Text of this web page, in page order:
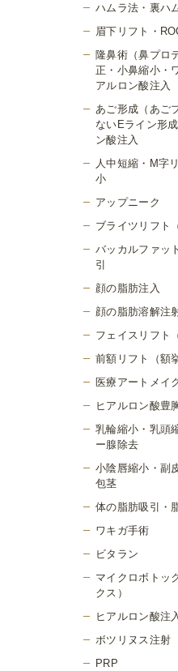
ハムラ法・裏ハ
眉下リフト・
隆鼻術（鼻プロ
正・小鼻縮小・
アルロン酸注入
あご形成（あご
ないEライン形
ン酸注入
人中短縮・M字
小
アップニーク
ブライツリフト
バッカルファッ
引
顔の脂肪注入
顔の脂肪溶解注
フェイスリフト
前額リフト（額
医療アートメイ
ヒアルロン酸豊
乳輪縮小・乳頭
ー腺除去
小陰唇縮小・副
包茎
体の脂肪吸引・
ワキガ手術
ビタラン
マイクロボトッ
クス）
ヒアルロン酸注入
ボツリヌス注射
PRP